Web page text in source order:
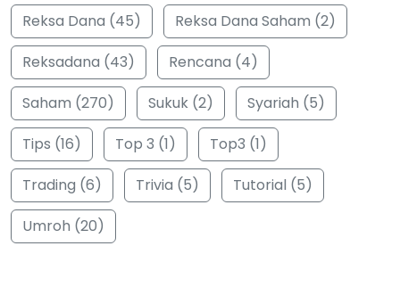
Reksa Dana (45)
Reksa Dana Saham (2)
Reksadana (43)
Rencana (4)
Saham (270)
Sukuk (2)
Syariah (5)
Tips (16)
Top 3 (1)
Top3 (1)
Trading (6)
Trivia (5)
Tutorial (5)
Umroh (20)